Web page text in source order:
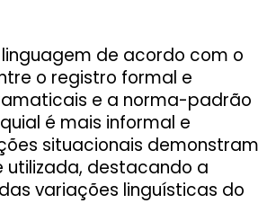
de acordo com o
o registro formal e
e a norma-padrão
é mais informal e
situacionais demonstram
utilizada, destacando a
variações linguísticas do